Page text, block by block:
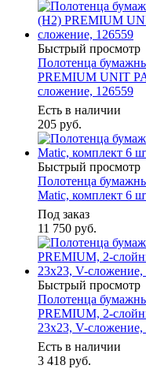
Быстрый просмотр
Полотенца
PREMIUM UNIT
сложение, 126559
Есть в наличии
205 руб.
Быстрый просмотр
Полотенца
Matic, комплект 6
Под заказ
11 750 руб.
Быстрый просмотр
Полотенца
PREMIUM, 2-
23х23, V-сложение,
Есть в наличии
3 418 руб.